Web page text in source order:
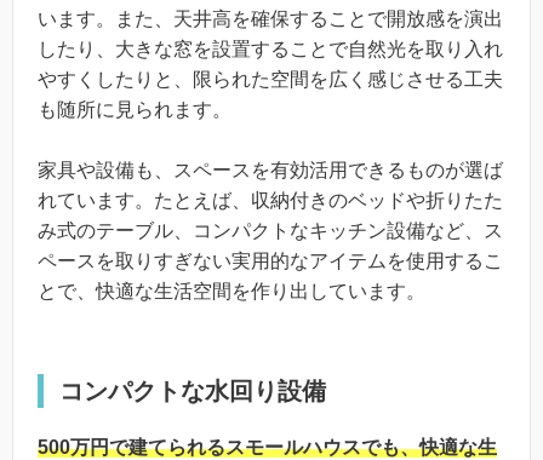
います。また、天井高を確保することで開放感を演出
したり、大きな窓を設置することで自然光を取り入れ
やすくしたりと、限られた空間を広く感じさせる工夫
も随所に見られます。
家具や設備も、スペースを有効活用できるものが選ば
れています。たとえば、収納付きのベッドや折りたた
み式のテーブル、コンパクトなキッチン設備など、ス
ペースを取りすぎない実用的なアイテムを使用するこ
とで、快適な生活空間を作り出しています。
コンパクトな水回り設備
500万円で建てられるスモールハウスでも、快適な生